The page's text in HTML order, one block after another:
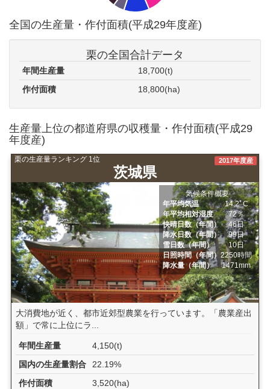
全国の生産量・作付面積(平成29年度産)
栗の全国合計データ
年間生産量
18,700(t)
作付面積
18,800(ha)
生産量上位の都道府県の収穫量・作付面積(平成29
年度産)
栗の生産量ランキング 1位
茨城県
2017年度産
気候条件概要
年平均気温
14.2ﾟC
年平均相対湿度
72％
快晴日数（年間）
46日
降水日数（年間）
99日
雪日数（年間）
10日
日照時間（年間）2250時間
降水量（年間）
1471mm
大消費地が近く、都市近郊型農業を行っています。「農業産出
額」で常に上位にラ...
年間生産量
4,150(t)
国内の生産量割合
22.19%
作付面積
3,520(ha)